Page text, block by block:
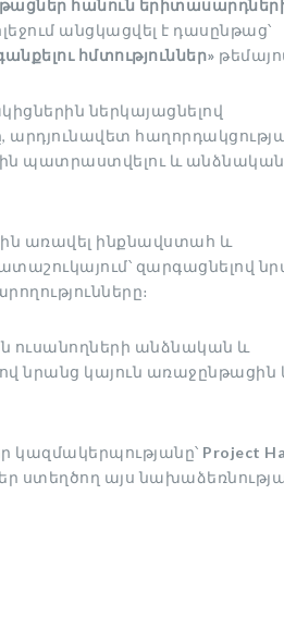
հանուն
անցկացվել է դասընթաց՝
հմտություններ»
ներկայացնելով
պատրաստվելու և անձնական
առավել ինքնավստահ և
զարգացնելով
ուսանողների անձնական և
նրանց կայուն առաջընթացին
կազմակերպությանը՝ Project
ստեղծող այս